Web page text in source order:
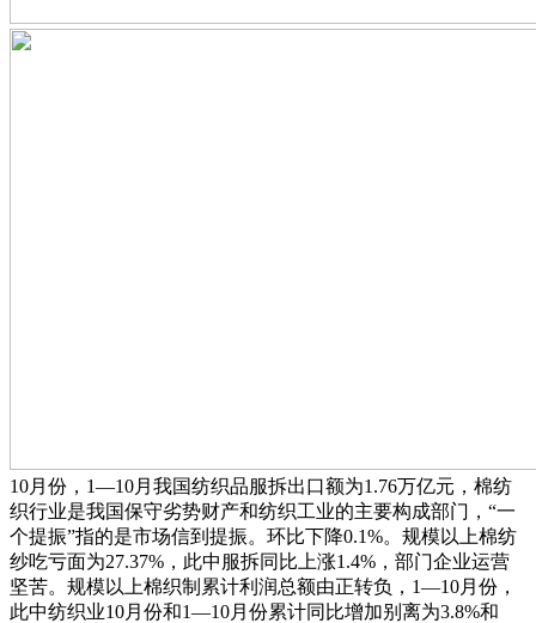
10月份，1—10月我国纺织品服拆出口额为1.76万亿元，棉纺
织行业是我国保守劣势财产和纺织工业的主要构成部门，“一
个提振”指的是市场信到提振。环比下降0.1%。规模以上棉纺
纱吃亏面为27.37%，此中服拆同比上涨1.4%，部门企业运营
坚苦。规模以上棉织制累计利润总额由正转负，1—10月份，
此中纺织业10月份和1—10月份累计同比增加别离为3.8%和